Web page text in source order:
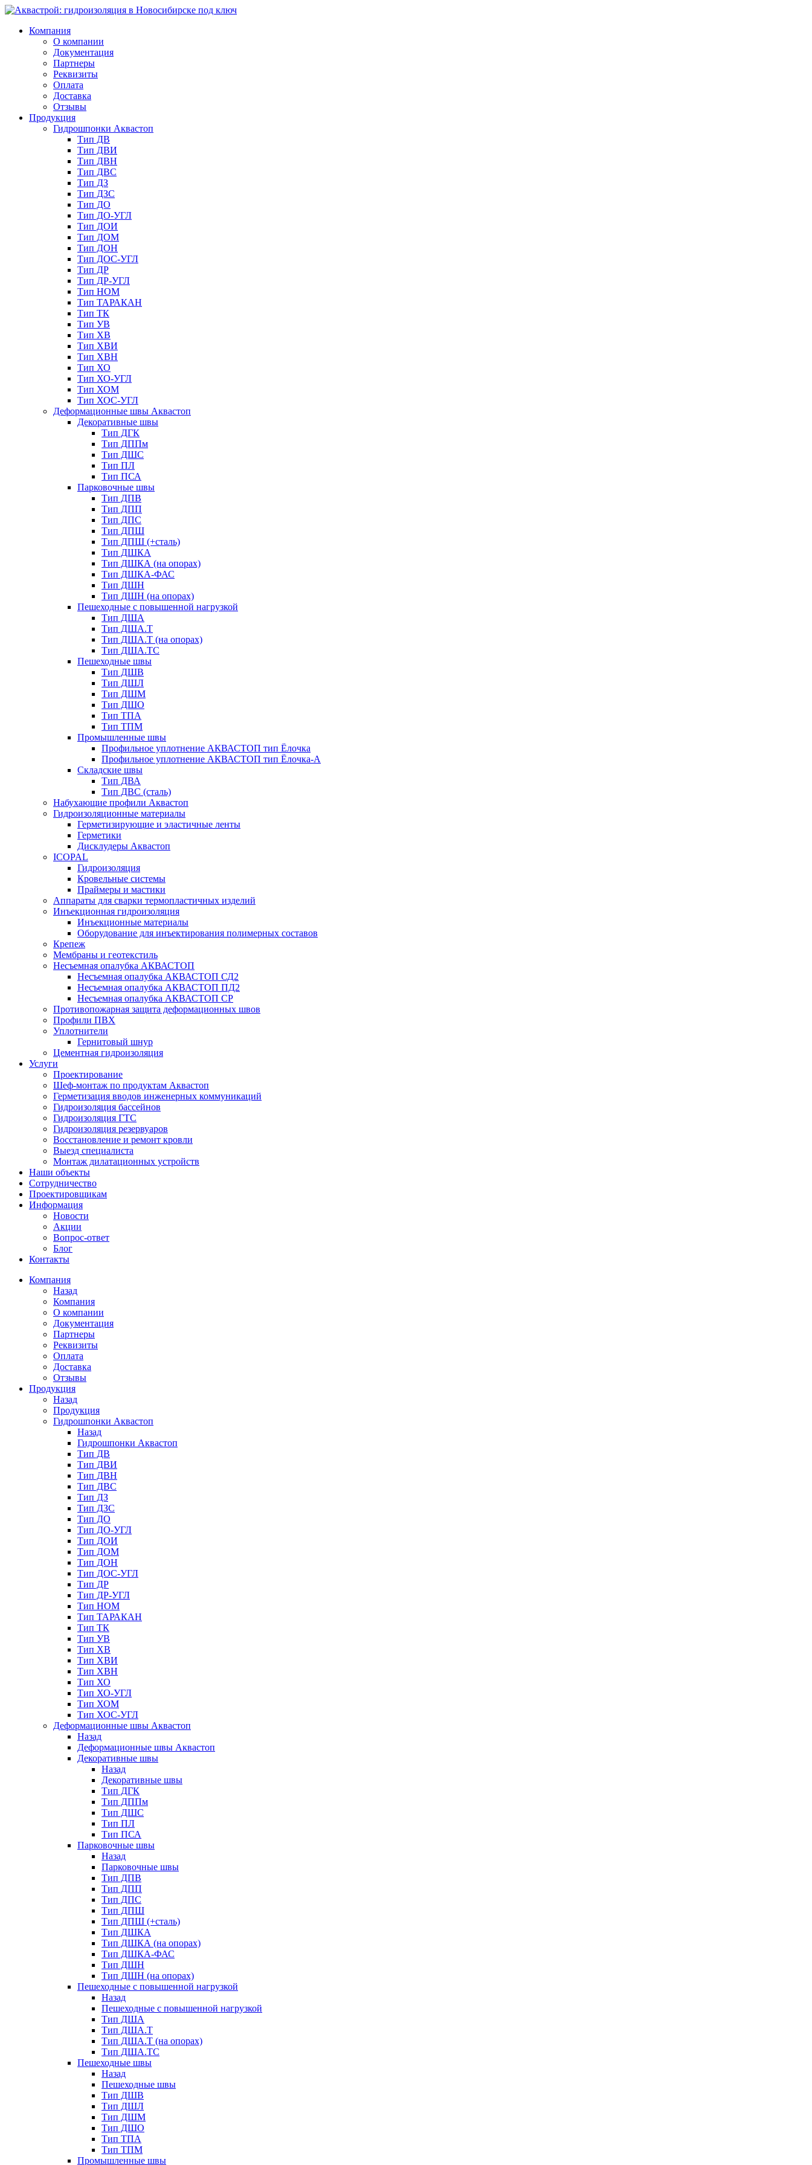
Компания
О компании
Документация
Партнеры
Реквизиты
Оплата
Доставка
Отзывы
Продукция
Гидрошпонки Аквастоп
Тип ДВ
Тип ДВИ
Тип ДВН
Тип ДВС
Тип ДЗ
Тип ДЗС
Тип ДО
Тип ДО-УГЛ
Тип ДОИ
Тип ДОМ
Тип ДОН
Тип ДОС-УГЛ
Тип ДР
Тип ДР-УГЛ
Тип НОМ
Тип ТАРАКАН
Тип ТК
Тип УВ
Тип ХВ
Тип ХВИ
Тип ХВН
Тип ХО
Тип ХО-УГЛ
Тип ХОМ
Тип ХОС-УГЛ
Деформационные швы Аквастоп
Декоративные швы
Тип ДГК
Тип ДППм
Тип ДШС
Тип ПЛ
Тип ПСА
Парковочные швы
Тип ДПВ
Тип ДПП
Тип ДПС
Тип ДПШ
Тип ДПШ (+сталь)
Тип ДШКА
Тип ДШКА (на опорах)
Тип ДШКА-ФАС
Тип ДШН
Тип ДШН (на опорах)
Пешеходные с повышенной нагрузкой
Тип ДША
Тип ДША.Т
Тип ДША.Т (на опорах)
Тип ДША.ТС
Пешеходные швы
Тип ДШВ
Тип ДШЛ
Тип ДШМ
Тип ДШО
Тип ТПА
Тип ТПМ
Промышленные швы
Профильное уплотнение АКВАСТОП тип Ёлочка
Профильное уплотнение АКВАСТОП тип Ёлочка-А
Складские швы
Тип ДВА
Тип ДВС (сталь)
Набухающие профили Аквастоп
Гидроизоляционные материалы
Герметизирующие и эластичные ленты
Герметики
Дисклудеры Аквастоп
ICOPAL
Гидроизоляция
Кровельные системы
Праймеры и мастики
Аппараты для сварки термопластичных изделий
Инъекционная гидроизоляция
Инъекционные материалы
Оборудование для инъектирования полимерных составов
Крепеж
Мембраны и геотекстиль
Несъемная опалубка АКВАСТОП
Несъемная опалубка АКВАСТОП СД2
Несъемная опалубка АКВАСТОП ПД2
Несъемная опалубка АКВАСТОП СР
Противопожарная защита деформационных швов
Профили ПВХ
Уплотнители
Гернитовый шнур
Цементная гидроизоляция
Услуги
Проектирование
Шеф-монтаж по продуктам Аквастоп
Герметизация вводов инженерных коммуникаций
Гидроизоляция бассейнов
Гидроизоляция ГТС
Гидроизоляция резервуаров
Восстановление и ремонт кровли
Выезд специалиста
Монтаж дилатационных устройств
Наши объекты
Сотрудничество
Проектировщикам
Информация
Новости
Акции
Вопрос-ответ
Блог
Контакты
Компания
Назад
Компания
О компании
Документация
Партнеры
Реквизиты
Оплата
Доставка
Отзывы
Продукция
Назад
Продукция
Гидрошпонки Аквастоп
Назад
Гидрошпонки Аквастоп
Тип ДВ
Тип ДВИ
Тип ДВН
Тип ДВС
Тип ДЗ
Тип ДЗС
Тип ДО
Тип ДО-УГЛ
Тип ДОИ
Тип ДОМ
Тип ДОН
Тип ДОС-УГЛ
Тип ДР
Тип ДР-УГЛ
Тип НОМ
Тип ТАРАКАН
Тип ТК
Тип УВ
Тип ХВ
Тип ХВИ
Тип ХВН
Тип ХО
Тип ХО-УГЛ
Тип ХОМ
Тип ХОС-УГЛ
Деформационные швы Аквастоп
Назад
Деформационные швы Аквастоп
Декоративные швы
Назад
Декоративные швы
Тип ДГК
Тип ДППм
Тип ДШС
Тип ПЛ
Тип ПСА
Парковочные швы
Назад
Парковочные швы
Тип ДПВ
Тип ДПП
Тип ДПС
Тип ДПШ
Тип ДПШ (+сталь)
Тип ДШКА
Тип ДШКА (на опорах)
Тип ДШКА-ФАС
Тип ДШН
Тип ДШН (на опорах)
Пешеходные с повышенной нагрузкой
Назад
Пешеходные с повышенной нагрузкой
Тип ДША
Тип ДША.Т
Тип ДША.Т (на опорах)
Тип ДША.ТС
Пешеходные швы
Назад
Пешеходные швы
Тип ДШВ
Тип ДШЛ
Тип ДШМ
Тип ДШО
Тип ТПА
Тип ТПМ
Промышленные швы